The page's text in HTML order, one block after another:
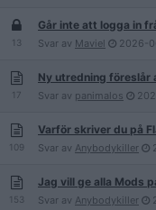
13
Går inte att logga in
Svar av Maviel 2026-
17
Ny utredning föreslår
Svar av panimalos
109
Varför skriver du på
Svar av Anybodykiller
153
Jag vill ge alla Mods
Svar av Anybodykiller